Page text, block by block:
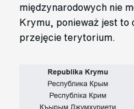
międzynarodowych nie
Krymu, ponieważ jest to
przejęcie terytorium.